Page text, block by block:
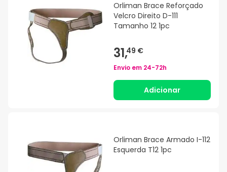
Orliman Brace Reforçado
Velcro Direito D-111
Tamanho 12 1pc
31,49 €
Envio em 24-72h
Adicionar
Orliman Brace Armado I-112
Esquerda T12 1pc